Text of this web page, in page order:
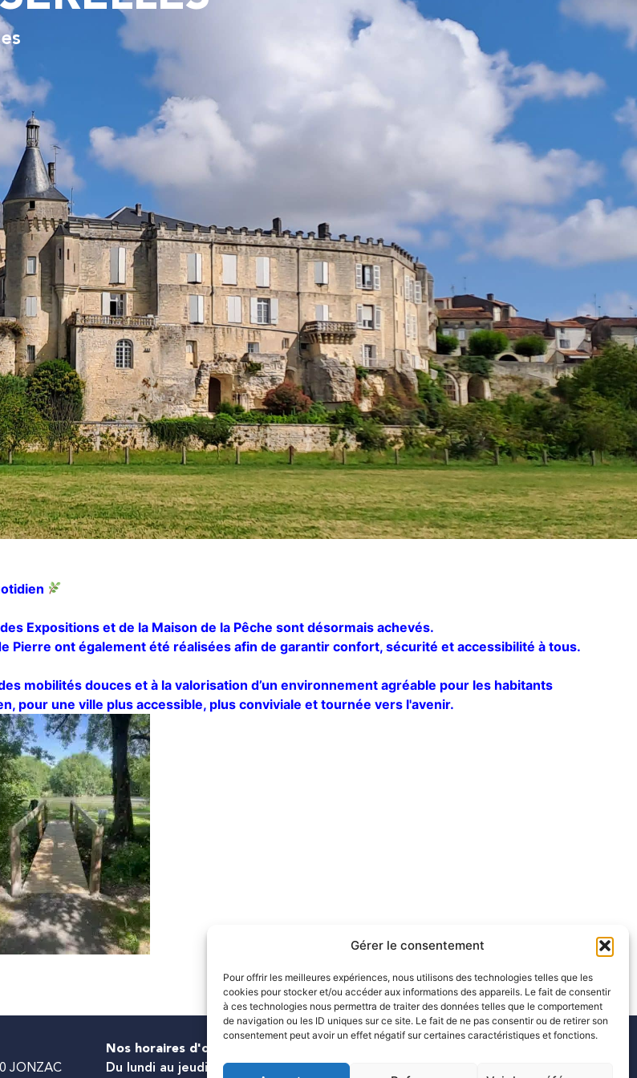
Gérer le consentement
Pour offrir les meilleures expériences, nous utilisons des technologies telles que les
cookies pour stocker et/ou accéder aux informations des appareils. Le fait de consentir
à ces technologies nous permettra de traiter des données telles que le comportement
de navigation ou les ID uniques sur ce site. Le fait de ne pas consentir ou de retirer son
consentement peut avoir un effet négatif sur certaines caractéristiques et fonctions.
DÉCOUVRIR ET SORTIR À JONZAC MES DÉMARCHES
Expositions et de la Maison de la Pêche sont désormais achevés.
Pierre ont également été réalisées afin de garantir confort, sécurité et accessibilité à tous.
mobilités douces et à la valorisation d’un environnement agréable pour les habitants
pour une ville plus accessible, plus conviviale et tournée vers l'avenir.
JONZAC
Nos horaires d'ouverture
Du lundi au jeudi :